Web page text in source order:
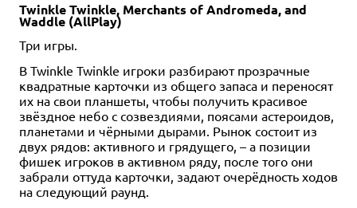
Twinkle Twinkle, Merchants of Andromeda, and
Waddle (AllPlay)
Три игры.
В Twinkle Twinkle игроки разбирают прозрачные
квадратные карточки из общего запаса и переносят
их на свои планшеты, чтобы получить красивое
звёздное небо с созвездиями, поясами астероидов,
планетами и чёрными дырами. Рынок состоит из
двух рядов: активного и грядущего, – а позиции
фишек игроков в активном ряду, после того они
забрали оттуда карточки, задают очерёдность ходов
на следующий раунд.